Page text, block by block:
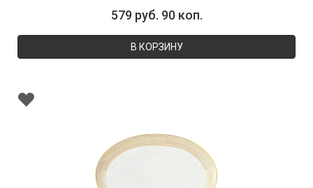
579 руб. 90 коп.
В КОРЗИНУ